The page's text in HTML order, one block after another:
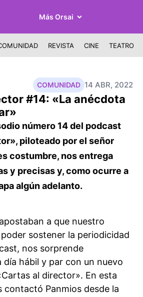
Más Orsai
REVISTA CINE TEATRO
14 ABR, 2022
COMUNIDAD
#14: «La anécdota
número 14 del podcast
piloteado por el señor
costumbre, nos entrega
y precisas y, como ocurre a
algún adelanto.
a que nuestro
sostener la periodicidad
nos sorprende
día hábil y par con un nuevo
al director». En esta
contactó Panmios desde la